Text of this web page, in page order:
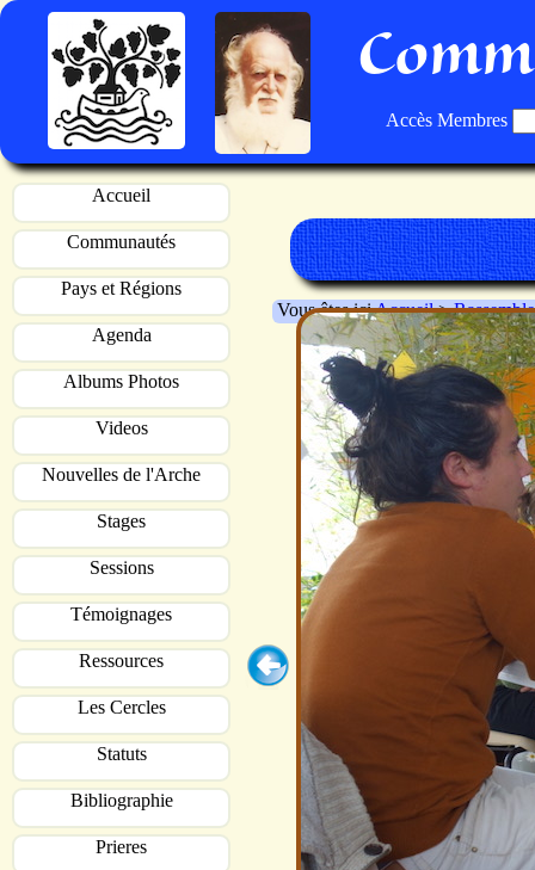
Accès Membres
Accueil
Communautés
Pays et Régions
Agenda
Albums Photos
Videos
Nouvelles de l'Arche
Stages
Sessions
Témoignages
Ressources
Les Cercles
Statuts
Bibliographie
Prieres
Vous êtes iciAccueil>